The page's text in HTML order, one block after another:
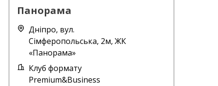
Панорама
Дніпро, вул.
Сімферопольська, 2м, ЖК
«Панорама»
Клуб формату
Premium&Business